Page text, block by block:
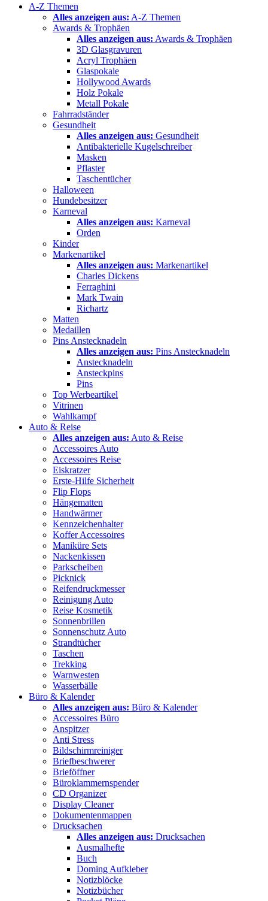
A-Z Themen
Alles anzeigen aus: A-Z Themen
Awards & Trophäen
Alles anzeigen aus: Awards & Trophäen
3D Glasgravuren
Acryl Trophäen
Glaspokale
Hollywood Awards
Holz Pokale
Metall Pokale
Fahrradständer
Gesundheit
Alles anzeigen aus: Gesundheit
Antibakterielle Kugelschreiber
Masken
Pflaster
Taschentücher
Halloween
Hundebesitzer
Karneval
Alles anzeigen aus: Karneval
Orden
Kinder
Markenartikel
Alles anzeigen aus: Markenartikel
Charles Dickens
Ferraghini
Mark Twain
Richartz
Matten
Medaillen
Pins Anstecknadeln
Alles anzeigen aus: Pins Anstecknadeln
Anstecknadeln
Ansteckpins
Pins
Top Werbeartikel
Vitrinen
Wahlkampf
Auto & Reise
Alles anzeigen aus: Auto & Reise
Accessoires Auto
Accessoires Reise
Eiskratzer
Erste-Hilfe Sicherheit
Flip Flops
Hängematten
Handwärmer
Kennzeichenhalter
Koffer Accessoires
Maniküre Sets
Nackenkissen
Parkscheiben
Picknick
Reifendruckmesser
Reinigung Auto
Reise Kosmetik
Sonnenbrillen
Sonnenschutz Auto
Strandtücher
Taschen
Trekking
Warnwesten
Wasserbälle
Büro & Kalender
Alles anzeigen aus: Büro & Kalender
Accessoires Büro
Anspitzer
Anti Stress
Bildschirmreiniger
Briefbeschwerer
Brieföffner
Büroklammernspender
CD Organizer
Display Cleaner
Dokumentenmappen
Drucksachen
Alles anzeigen aus: Drucksachen
Ausmalhefte
Buch
Doming Aufkleber
Notizblöcke
Notizbücher